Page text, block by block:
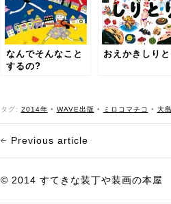
なんでそんなこと
するの?
おえかきしりと
タグ: 2014年 • WAVE出版 • ミロコマチコ • 大
Previous article
© 2014 すてきな装丁や装画の本